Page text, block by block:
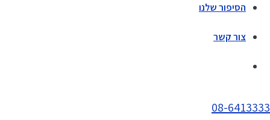
הסיפור שלנו
צור קשר
08-6413333